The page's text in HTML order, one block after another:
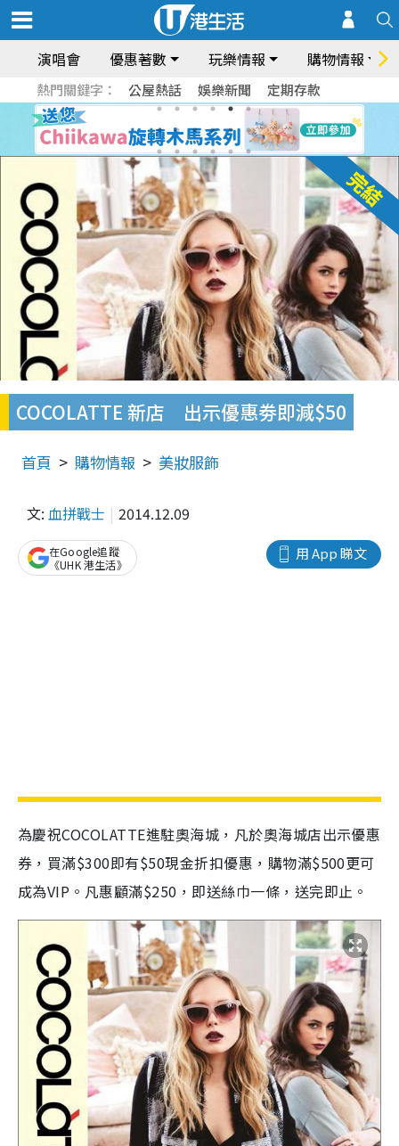
演唱會 優惠著數 玩樂情報 購物情報
熱門關鍵字： 公屋熱話 娛樂新聞 定期存款
COCOLATTE 新店 出示優惠劵即減$50
首頁 購物情報 美妝服飾
文: 血拼戰士 2014.12.09
用 App 睇文
在Google追蹤
《UHK 港生活》
為慶祝COCOLATTE進駐奧海城，凡於奧海城店出示優惠
券，買滿$300即有$50現金折扣優惠，購物滿$500更可
成為VIP。凡惠顧滿$250，即送絲巾一條，送完即止。